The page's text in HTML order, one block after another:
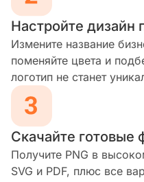
Настройте дизайн
Измените название
поменяйте цвета и
логотип не станет
Скачайте готовые
Получите PNG в
SVG и PDF, плюс все